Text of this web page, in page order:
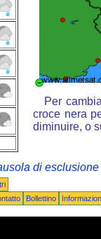
Per
croce nera
diminuire, o
di
Bollettino